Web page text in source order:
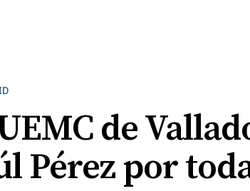
de
Pérez por